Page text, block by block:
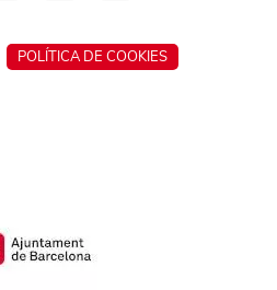
POLÍTICA DE COOKIES